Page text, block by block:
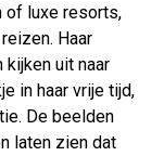
of luxe resorts,
Haar
uit naar
in haar vrije tijd,
De beelden
laten zien dat